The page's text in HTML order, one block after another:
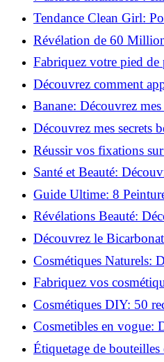
rapidement !
Tendance Clean Girl:
l'adoptent?
Révélation de 60
Découvrez le meilleur
peau!
Fabriquez votre pied de
tutoriel facile !
Découvrez comment
Techniques pour un
Banane: Découvrez
beauté!
Découvrez mes secrets
vertus du curcuma!
Réussir vos fixations
astuces infaillibles !
Santé et Beauté:
Bien-être Optimal!
Guide Ultime: 8
Bois Extérieurs!
Révélations Beauté:
Thé Vert Matcha!
Découvrez le
pour Votre Quotidien!
Cosmétiques Naturels:
Beauté Éco-responsables!
Fabriquez vos
produits de beauté
Cosmétiques DIY: 50
pour sublimer votre
Cosmetibles en vogue:
100% comestible!
Étiquetage de